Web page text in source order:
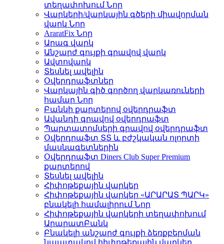
տեղափոխումՆոր
Վարկերի/վարկային գծերի միավորման
վարկ Նոր
AraratFix Նոր
Արագ վարկ
Անշարժ գույքի գրավով վարկ
Ավտովարկ
Տեսնել ավելին
Օվերդրաֆտներ
Վարկային գիծ գործող վարկառուների
համար Նոր
Բանկի քարտերով օվերդրաֆտ
Ավանդի գրավով օվերդրաֆտ
Պարտատոմսերի գրավով օվերդրաֆտ
Օվերդրաֆտ ՏՏ և բժշկական ոլորտի
մասնագետներին
Օվերդրաֆտ Diners Club Super Premium
քարտերով
Տեսնել ավելին
Հիփոթեքային վարկեր
Հիփոթեքային վարկեր «ԱՐԱՐԱՏ ՊԱՐԿ»
բնակելի համալիրումՆոր
Հիփոթեքային վարկերի տեղափոխում
ԱրարատԲանկ
Բնակելի անշարժ գույքի ձեռքբերման
նպատակով հիփոթեքային վարկեր